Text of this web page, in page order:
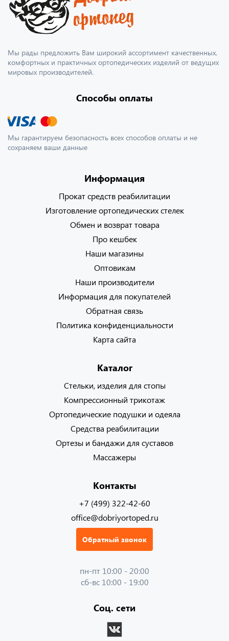
Мы рады предложить Вам широкий ассортимент качественных,
комфортных и практичных ортопедических изделий от ведущих
мировых производителей.
Способы оплаты
Мы гарантируем безопасность всех способов оплаты и не
сохраняем ваши данные
Информация
Прокат средств реабилитации
Изготовление ортопедических стелек
Обмен и возврат товара
Про кешбек
Наши магазины
Оптовикам
Наши производители
Информация для покупателей
Обратная связь
Политика конфиденциальности
Карта сайта
Каталог
Стельки, изделия для стопы
Компрессионный трикотаж
Ортопедические подушки и одеяла
Средства реабилитации
Ортезы и бандажи для суставов
Массажеры
Контакты
+7 (499) 322-42-60
office@dobriyortoped.ru
Обратный звонок
пн-пт 10:00 - 20:00
сб-вс 10:00 - 19:00
Соц. сети